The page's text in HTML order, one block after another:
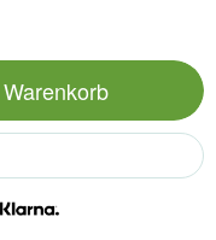
Warenkorb